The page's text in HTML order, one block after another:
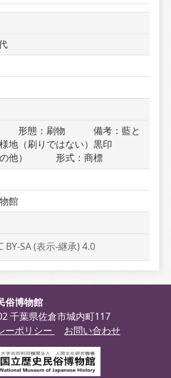
　形態：刷物　　　備考：藍と
様地（刷りではない）黒印
他）　　　形式：商標
館
BY-SA (表示-継承) 4.0
俗博物館
千葉県佐倉市城内町117
ーポリシー
お問い合わせ